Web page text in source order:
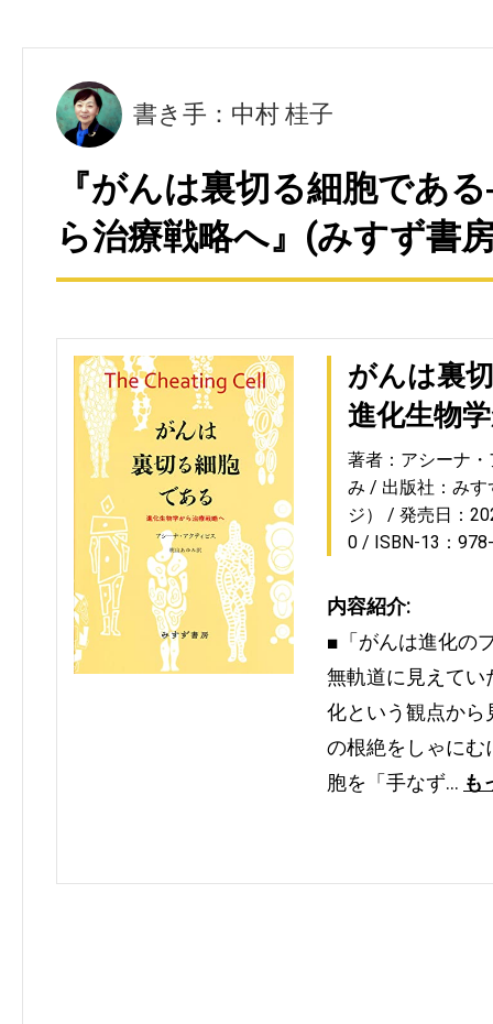
書き手：中村 桂子
『がんは裏切る細胞であ
ら治療戦略へ』(みすず書
がんは裏
進化生物
著者：アシーナ
み
出版社：みす
ジ）
発売日：
0
ISBN-13：
内容紹介:
■「がんは進化の
無軌道に見えてい
化という観点から
の根絶をしゃにむ
胞を「手なず… も